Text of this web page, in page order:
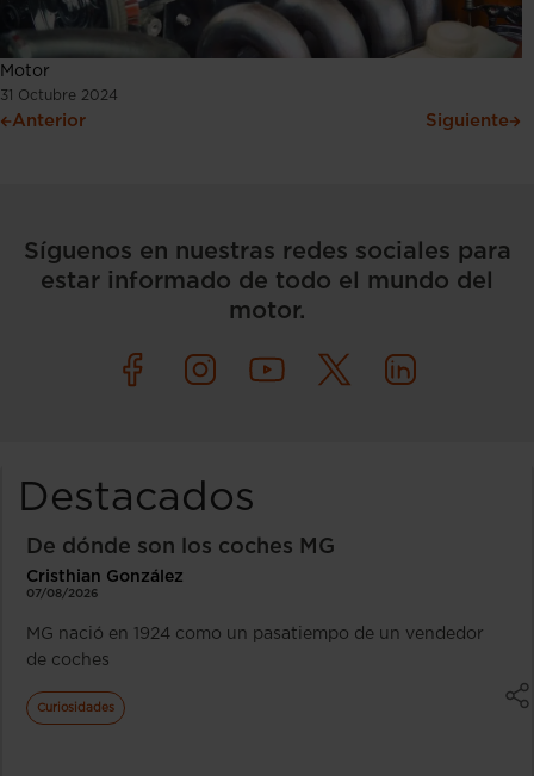
Motor
31 Octubre 2024
Anterior Siguiente
Síguenos en nuestras redes sociales para
estar informado de todo el mundo del
motor.
Destacados
De dónde son los coches MG
Cristhian González
07/08/2026
MG nació en 1924 como un pasatiempo de un vendedor
de coches
Curiosidades